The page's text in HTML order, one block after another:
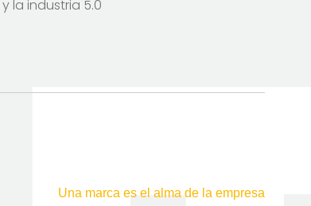
la industria 5.0
Una marca es el alma de la empresa